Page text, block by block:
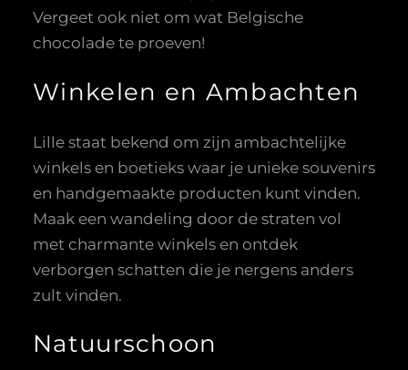
Vergeet ook niet om wat Belgische
chocolade te proeven!
Winkelen en Ambachten
Lille staat bekend om zijn ambachtelijke
winkels en boetieks waar je unieke souvenirs
en handgemaakte producten kunt vinden.
Maak een wandeling door de straten vol
met charmante winkels en ontdek
verborgen schatten die je nergens anders
zult vinden.
Natuurschoon